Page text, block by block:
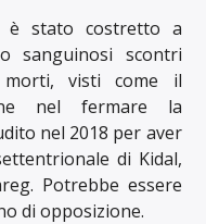
è stato costretto a
sanguinosi scontri
visti come il
nel fermare la
nel 2018 per aver
di Kidal,
Potrebbe essere
di opposizione.